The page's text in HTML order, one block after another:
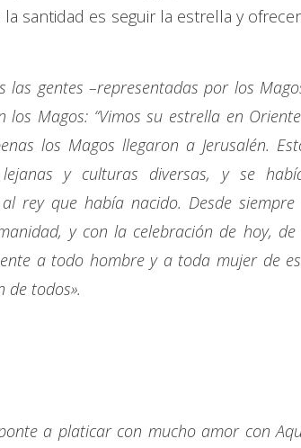
la santidad es seguir la estrella y
gentes –representadas por los
Magos: “Vimos su estrella en
los Magos llegaron a Jerusalén.
y culturas diversas, y se
rey que había nacido. Desde siempre
y con la celebración de hoy, de
a todo hombre y a toda mujer de
de todos».
a platicar con mucho amor con